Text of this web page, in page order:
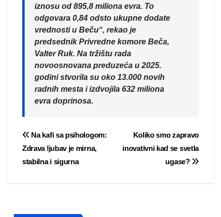
iznosu od 895,8 miliona evra. To
odgovara 0,84 odsto ukupne dodate
vrednosti u Beču“, rekao je
predsednik Privredne komore Beča,
Valter Ruk. Na tržištu rada
novoosnovana preduzeća u 2025.
godini stvorila su oko 13.000 novih
radnih mesta i izdvojila 632 miliona
evra doprinosa.
Post
navigation
Koliko smo zapravo
inovativni kad se svetla
ugase?
Na kafi sa psihologom:
Zdrava ljubav je mirna,
stabilna i sigurna